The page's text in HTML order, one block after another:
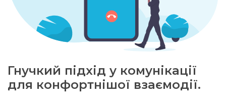
Гнучкий підхід у комунікації
для конфортнішої взаємодії.